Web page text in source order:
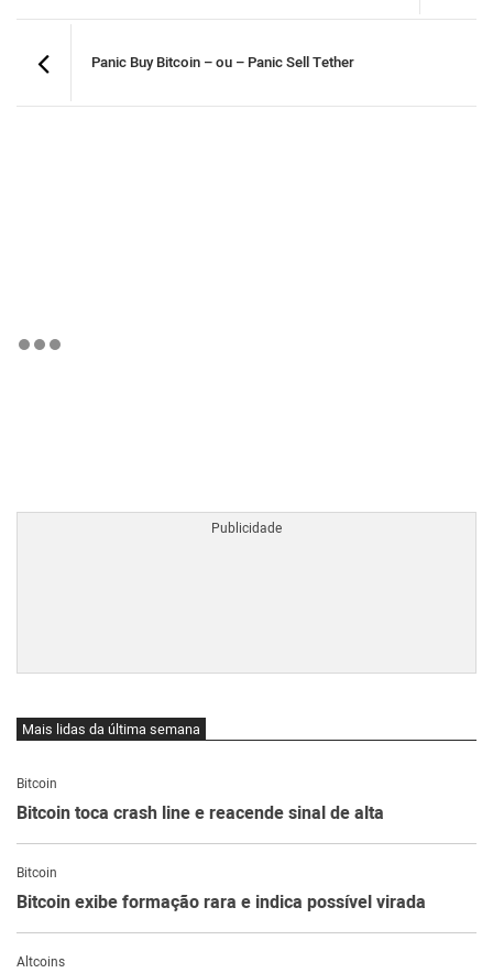
Panic Buy Bitcoin – ou – Panic Sell Tether
Mais lidas da última semana
Bitcoin
Bitcoin toca crash line e reacende sinal de alta
Bitcoin
Bitcoin exibe formação rara e indica possível virada
Altcoins